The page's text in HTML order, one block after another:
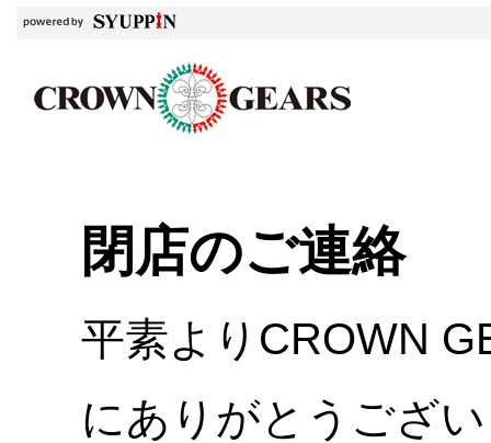
閉店のご連絡
平素よりCROWN
にありがとうござ